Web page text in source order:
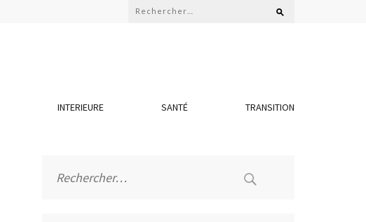
Rechercher :
INTERIEURE SANTÉ TRANSITION